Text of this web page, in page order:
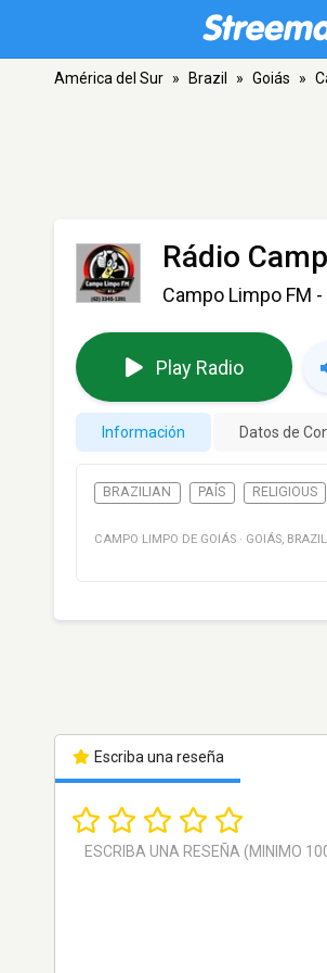
América del Sur » Brazil » Goiás »
Rádio
Campo Limpo FM
Play Radio
Información Datos de
BRAZILIAN PAÍS RELIGIOUS
CAMPO LIMPO DE GOIÁS · GOIÁS, BRAZIL
Escriba una reseña